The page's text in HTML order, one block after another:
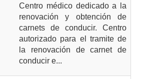
Centro médico dedicado a la
renovación y obtención de
carnets de conducir. Centro
autorizado para el tramite de
la renovación de carnet de
conducir e...